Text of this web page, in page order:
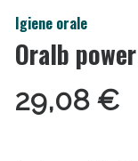
Igiene orale
Oralb
29,08 €
Piatta: